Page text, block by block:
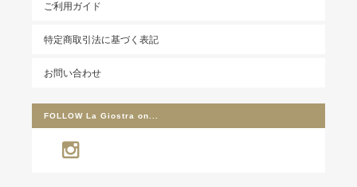
ご利用ガイド
特定商取引法に基づく表記
お問い合わせ
FOLLOW La Giostra on..